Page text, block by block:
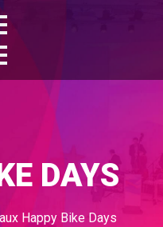
DAYS
Happy Bike Days